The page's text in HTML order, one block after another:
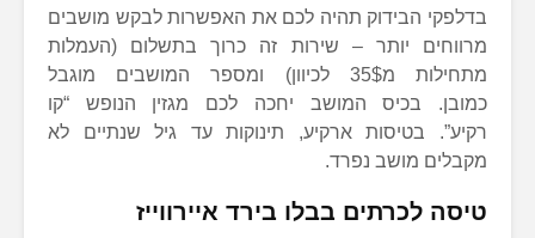
בדלפקי הבידוק תהיה לכם את האפשרות לבקש מושבים
מרווחים יותר – שירות זה כרוך בתשלום (העמלות
מתחילות מ35$ לכיוון) ומספר המושבים מוגבל
כמובן. בכיס המושב יחכה לכם מגזין הנופש “קו
רקיע”. בטיסות ארקיע, תינוקות עד גיל שנתיים לא
מקבלים מושב נפרד.
טיסה לכרתים בבלו בירד איירווייז